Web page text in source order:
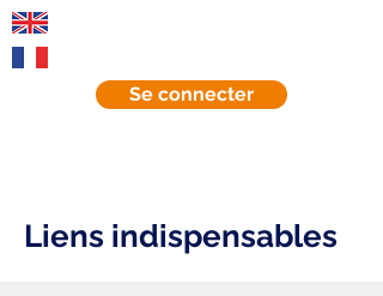
Se connecter
Liens indispensables